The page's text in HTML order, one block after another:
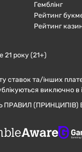
Гемблінг
Рейтинг
Рейтинг
21 року (21+)
та/інших
виключно в
(ПРИНЦИПІВ)